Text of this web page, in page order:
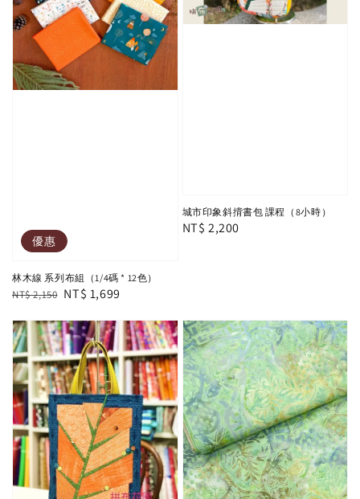
優惠
林木線 系列布組（1/4碼 * 12色）
Regular
NT$ 2,150 Sale
NT$ 1,699
城市印象斜揹書包 課程（8小時）
Regular
NT$ 2,200